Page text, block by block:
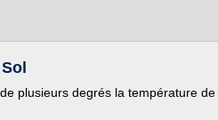
plusieurs degrés la température de